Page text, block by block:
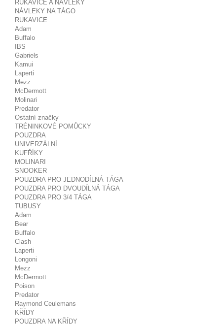
RUKAVICE A NÁVLEKY
NÁVLEKY NA TÁGO
RUKAVICE
Adam
Buffalo
IBS
Gabriels
Kamui
Laperti
Mezz
McDermott
Molinari
Predator
Ostatní značky
TRÉNINKOVÉ POMŮCKY
POUZDRA
UNIVERZÁLNÍ
KUFŘÍKY
MOLINARI
SNOOKER
POUZDRA PRO JEDNODÍLNÁ TÁGA
POUZDRA PRO DVOUDÍLNÁ TÁGA
POUZDRA PRO 3/4 TÁGA
TUBUSY
Adam
Bear
Buffalo
Clash
Laperti
Longoni
Mezz
McDermott
Poison
Predator
Raymond Ceulemans
KŘÍDY
POUZDRA NA KŘÍDY